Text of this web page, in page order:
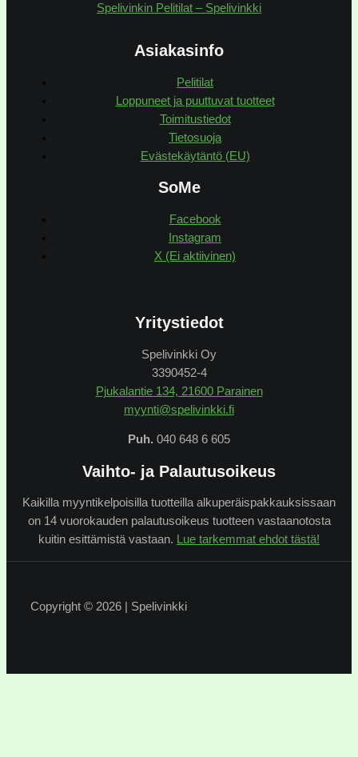
Spelivinkin Pelitilat – Spelivinkki
Asiakasinfo
Pelitilat
Loppuneet ja puuttuvat tuotteet
Toimitustiedot
Tietosuoja
Evästekäytäntö (EU)
SoMe
Facebook
Instagram
X (Ei aktiivinen)
Yritystiedot
Spelivinkki Oy
3390452-4
Pjukalantie 134, 21600 Parainen
myynti@spelivinkki.fi
Puh. 040 648 6 605
Vaihto- ja Palautusoikeus
Kaikilla myyntikelpoisilla tuotteilla alkuperäispakkauksissaan
on 14 vuorokauden palautusoikeus tuotteen vastaanotosta
kuitin esittämistä vastaan. Lue tarkemmat ehdot tästä!
Copyright © 2026 | Spelivinkki